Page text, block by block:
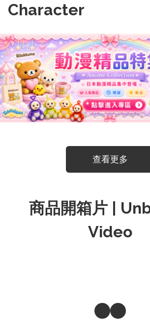
Character
查看更多
商品開箱片 |
Video